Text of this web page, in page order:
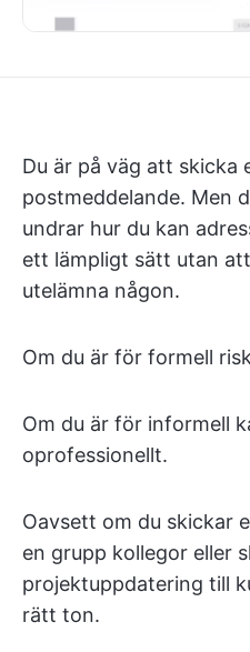
Du är på väg att skicka
postmeddelande. Men
undrar hur du kan
ett lämpligt sätt utan
utelämna någon.
Om du är för formell
Om du är för informell
oprofessionellt.
Oavsett om du skickar
en grupp kollegor eller
projektuppdatering till
rätt ton.